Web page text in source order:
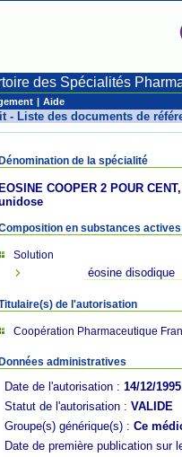
des Spécialités
| Aide
- Liste des documents de
Dénomination de la spécialité
EOSINE COOPER 2 POUR
en substances actives
Solution
éosine disodique
de l'autorisation
Coopération Pharmaceutique
Données administratives
Date de l'autorisation : 14/12/1995
Statut de l'autorisation : VALIDE
Groupe(s) générique(s) : Ce
Date de première publication sur